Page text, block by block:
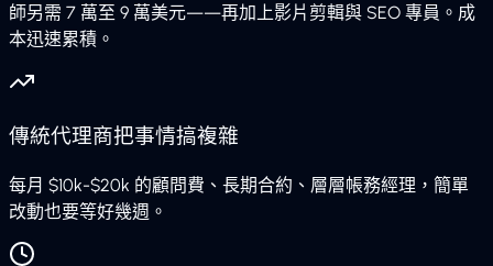
師另需 7 萬至 9 萬美元——再加上影片剪輯與 SEO 專員。成
本迅速累積。
傳統代理商把事情搞複雜
每月 $10k-$20k 的顧問費、長期合約、層層帳務經理，簡單
改動也要等好幾週。